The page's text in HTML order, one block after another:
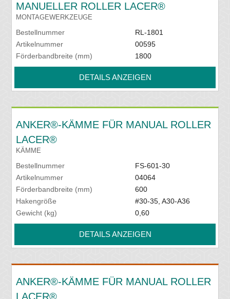
MANUELLER ROLLER LACER®
MONTAGEWERKZEUGE
Bestellnummer
RL-1801
Artikelnummer
00595
Förderbandbreite (mm)
1800
DETAILS ANZEIGEN
ANKER®-KÄMME FÜR MANUAL ROLLER
LACER®
KÄMME
Bestellnummer
FS-601-30
Artikelnummer
04064
Förderbandbreite (mm)
600
Hakengröße
#30-35, A30-A36
Gewicht (kg)
0,60
DETAILS ANZEIGEN
ANKER®-KÄMME FÜR MANUAL ROLLER
LACER®